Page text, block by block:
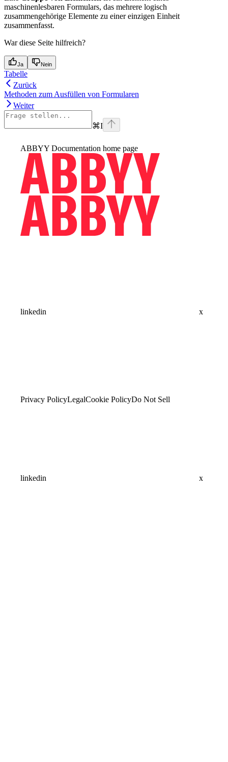
maschinenlesbaren Formulars, das mehrere logisch
zusammengehörige Elemente zu einer einzigen Einheit
zusammenfasst.
War diese Seite hilfreich?
Ja Nein
Tabelle
Zurück
Methoden zum Ausfüllen von Formularen
Weiter
⌘I
ABBYY Documentation home page
linkedin x
Privacy PolicyLegalCookie PolicyDo Not Sell
linkedin x